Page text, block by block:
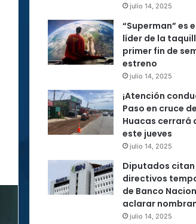
julio 14, 2025
“Superman” es
líder de la
primer fin de
estreno
julio 14, 2025
¡Atención
Paso en cruce de
Huacas cerrará
este jueves
julio 14, 2025
Diputados citan
directivos
de Banco
aclarar
julio 14, 2025